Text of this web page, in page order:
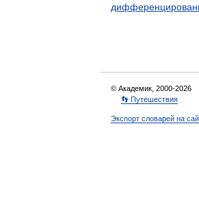
© Академик, 2000-2026
👣 Путешествия
Экспорт словарей на